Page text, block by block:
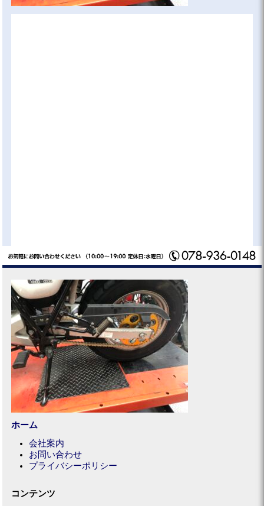
ホーム
会社案内
お問い合わせ
プライバシーポリシー
コンテンツ